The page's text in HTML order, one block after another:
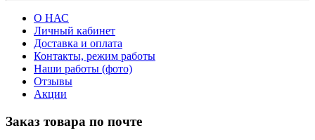
О НАС
Личный кабинет
Доставка и оплата
Контакты, режим работы
Наши работы (фото)
Отзывы
Акции
Заказ товара по почте